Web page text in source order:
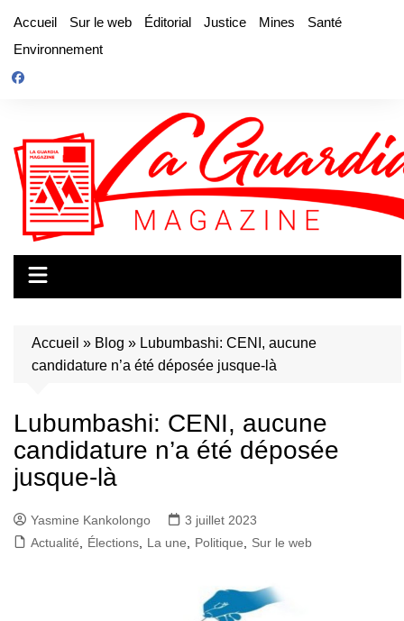
contenu
Accueil Sur le web Éditorial Justice Mines
Santé
Environnement
Accueil » Blog » Lubumbashi: CENI, aucune
candidature n’a été déposée jusque-là
Lubumbashi: CENI, aucune
candidature n’a été déposée
jusque-là
Yasmine Kankolongo
3 juillet 2023
Actualité
Élections La une Politique Sur le web